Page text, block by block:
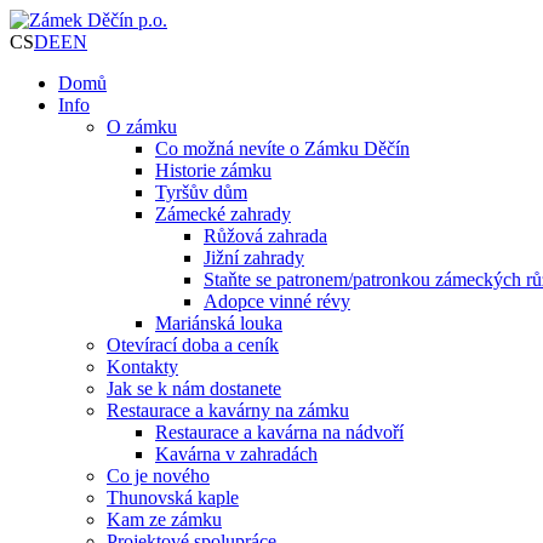
CSDEEN
Domů
Info
O zámku
Co možná nevíte o Zámku Děčín
Historie zámku
Tyršův dům
Zámecké zahrady
Růžová zahrada
Jižní zahrady
Staňte se patronem/patronkou zámeckých
Adopce vinné révy
Mariánská louka
Otevírací doba a ceník
Kontakty
Jak se k nám dostanete
Restaurace a kavárny na zámku
Restaurace a kavárna na nádvoří
Kavárna v zahradách
Co je nového
Thunovská kaple
Kam ze zámku